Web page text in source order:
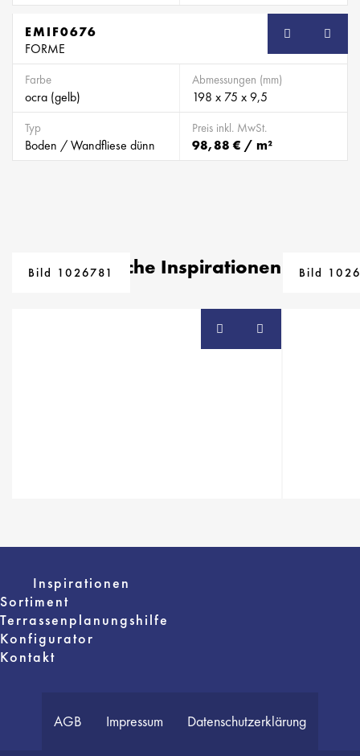
SB
EMIF0676
FORME
Farbe
ocra (gelb)
Abmessungen (mm)
198 x 75 x 9,5
Typ
Boden / Wandfliese dünn
Preis inkl. MwSt.
98,88 € / m²
Ähnliche Inspirationen
Bild 1026781 Bild
Inspirationen
Sortiment
Terrassenplanungshilfe
Konfigurator
Kontakt
AGB Impressum Datenschutzerklärung